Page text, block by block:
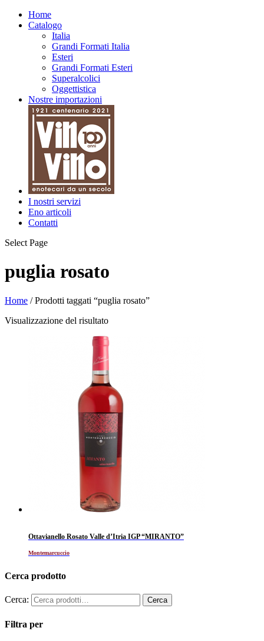
Home
Catalogo
Italia
Grandi Formati Italia
Esteri
Grandi Formati Esteri
Superalcolici
Oggettistica
Nostre importazioni
I nostri servizi
Eno articoli
Contatti
Select Page
puglia rosato
Home / Prodotti taggati “puglia rosato”
Visualizzazione del risultato
Ottavianello Rosato Valle d’Itria IGP “MIRANTO”
Montemarcuccio
Cerca prodotto
Cerca:
Filtra per